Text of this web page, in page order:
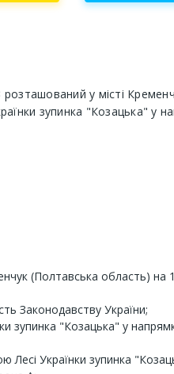
у місті
зупинка "Козацька" у
(Полтавська область) на 1
Законодавству України;
зупинка "Козацька" у
Лесі Українки зупинка